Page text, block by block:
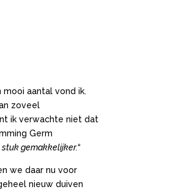
aantal vond ik.
zoveel
ik verwachte niet dat
Germ
stuk gemakkelijker.“
we daar nu voor
nieuw duiven